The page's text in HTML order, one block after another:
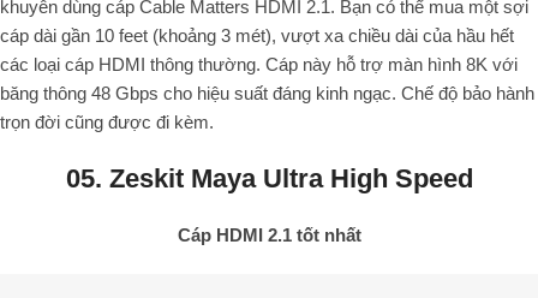
khuyên dùng cáp Cable Matters HDMI 2.1. Bạn có thể mua một sợi
cáp dài gần 10 feet (khoảng 3 mét), vượt xa chiều dài của hầu hết
các loại cáp HDMI thông thường. Cáp này hỗ trợ màn hình 8K với
băng thông 48 Gbps cho hiệu suất đáng kinh ngạc. Chế độ bảo hành
trọn đời cũng được đi kèm.
05. Zeskit Maya Ultra High Speed
Cáp HDMI 2.1 tốt nhất